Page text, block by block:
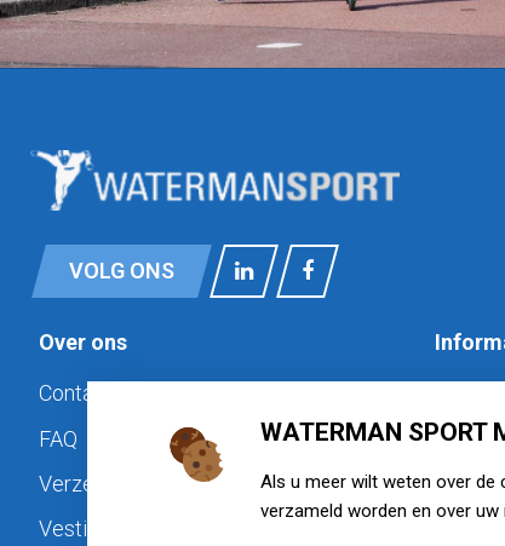
WATERMAN SPORT
Als u meer wilt weten over de
verzameld worden en over
VOLG ONS
Over ons
Contact
FAQ
Verzenden & retourneren
Vestigingen